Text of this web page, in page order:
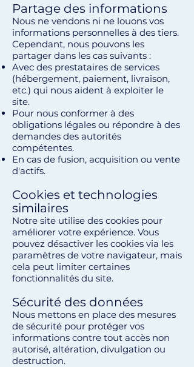
Partage des informations
Nous ne vendons ni ne louons vos
informations personnelles à des tiers.
Cependant, nous pouvons les
partager dans les cas suivants :
Avec des prestataires de services
(hébergement, paiement, livraison,
etc.) qui nous aident à exploiter le
site.
Pour nous conformer à des
obligations légales ou répondre à des
demandes des autorités
compétentes.
En cas de fusion, acquisition ou vente
d'actifs.
Cookies et technologies
similaires
Notre site utilise des cookies pour
améliorer votre expérience. Vous
pouvez désactiver les cookies via les
paramètres de votre navigateur, mais
cela peut limiter certaines
fonctionnalités du site.
Sécurité des données
Nous mettons en place des mesures
de sécurité pour protéger vos
informations contre tout accès non
autorisé, altération, divulgation ou
destruction.